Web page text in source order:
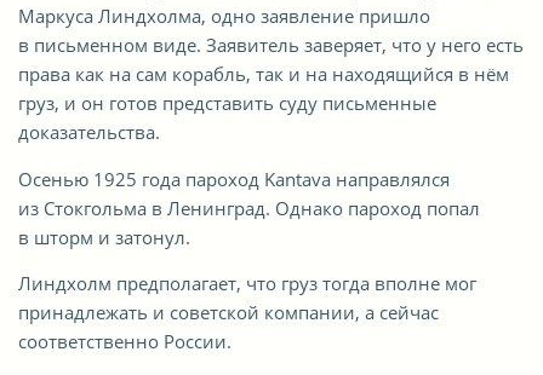
Маркуса Линдхолма, одно заявление пришло
в письменном виде. Заявитель заверяет, что у него есть
права как на сам корабль, так и на находящийся в нём
груз, и он готов представить суду письменные
доказательства.
Осенью 1925 года пароход Kantava направлялся
из Стокгольма в Ленинград. Однако пароход попал
в шторм и затонул.
Линдхолм предполагает, что груз тогда вполне мог
принадлежать и советской компании, а сейчас
соответственно России.